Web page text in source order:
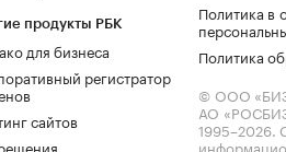
продукты РБК
для бизнеса
регистратор
сайтов
Политика в
Политика
© ООО
АО
1995–2026.